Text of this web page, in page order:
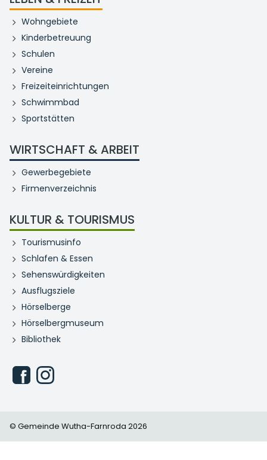
Wohngebiete
Kinderbetreuung
Schulen
Vereine
Freizeiteinrichtungen
Schwimmbad
Sportstätten
WIRTSCHAFT & ARBEIT
Gewerbegebiete
Firmenverzeichnis
KULTUR & TOURISMUS
Tourismusinfo
Schlafen & Essen
Sehenswürdigkeiten
Ausflugsziele
Hörselberge
Hörselbergmuseum
Bibliothek
© Gemeinde Wutha-Farnroda 2026